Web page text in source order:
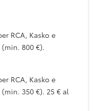
RCA, Kasko e
(min. 800 €).
RCA, Kasko e
350 €). 25 € al